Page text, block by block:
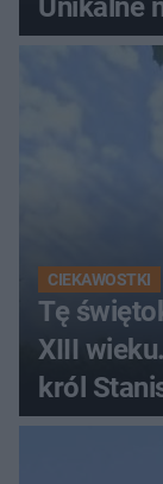
Unikalne
CIEKAWOSTKI
Tę
XIII
król